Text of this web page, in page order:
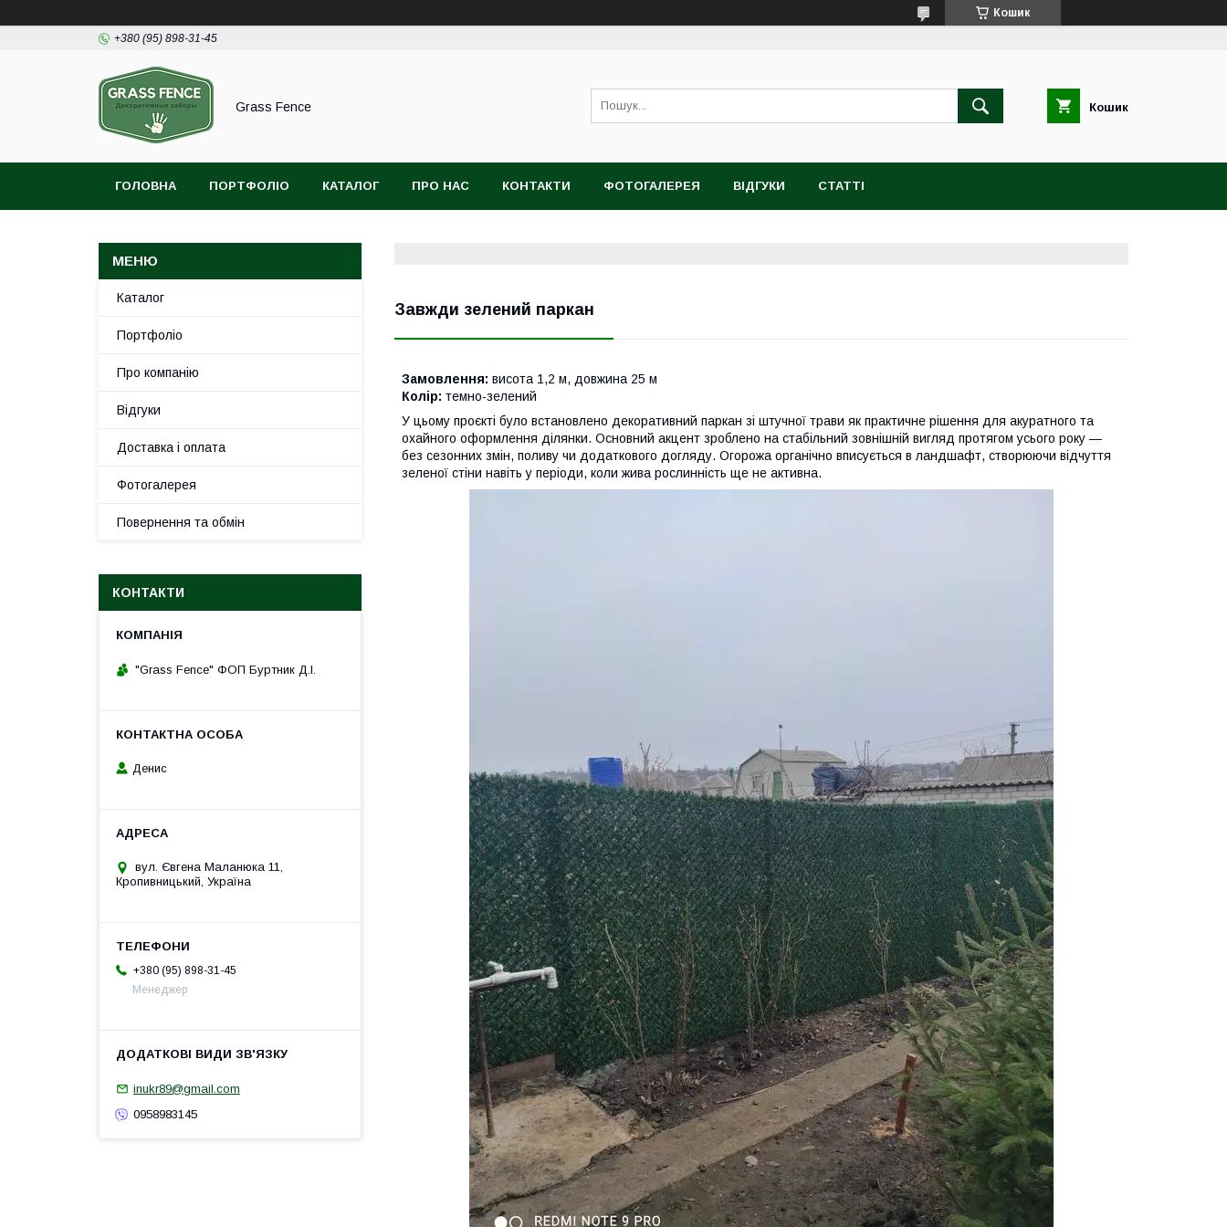
Кошик
+380 (95) 898-31-45
Grass Fence Кошик
ГОЛОВНА ПОРТФОЛІО КАТАЛОГ ПРО НАС КОНТАКТИ ФОТОГАЛЕРЕЯ ВІДГУКИ СТАТТІ
Завжди зелений паркан
Замовлення: висота 1,2 м, довжина 25 м
Колір: темно-зелений
У цьому проєкті було встановлено декоративний паркан зі штучної трави як практичне рішення для акуратного та
охайного оформлення ділянки. Основний акцент зроблено на стабільний зовнішній вигляд протягом усього року —
без сезонних змін, поливу чи додаткового догляду. Огорожа органічно вписується в ландшафт, створюючи відчуття
зеленої стіни навіть у періоди, коли жива рослинність ще не активна.
Каталог
Портфоліо
Про компанію
Відгуки
Доставка і оплата
Фотогалерея
Повернення та обмін
КОНТАКТИ
"Grass Fence" ФОП Буртник Д.І.
Денис
вул. Євгена Маланюка 11,
Кропивницький, Україна
+380 (95) 898-31-45
Менеджер
inukr89@gmail.com
0958983145